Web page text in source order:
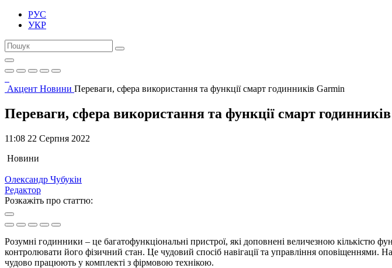
РУС
УКР
Акцент Новини Переваги, сфера використання та функції смарт годинників Garmin
Переваги, сфера використання та функції смарт
11:08 22 Серпня 2022
Новини
Олександр Чубукін
Редактор
Розкажіть про статтю:
Розумні годинники – це багатофункціональні пристрої, які доповнені величезною кількістю
контролювати його фізичний стан. Це чудовий спосіб навігації та управління оповіщеннями.
чудово працюють у комплекті з фірмовою технікою.